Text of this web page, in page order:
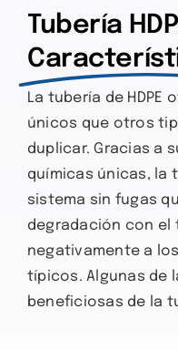
Tubería
La tubería de
únicos que otros
duplicar. Gracias a
químicas únicas, la
sistema sin fugas
degradación con el
negativamente a
típicos. Algunas de
beneficiosas de la